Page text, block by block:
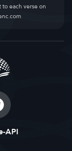
each verse on
API